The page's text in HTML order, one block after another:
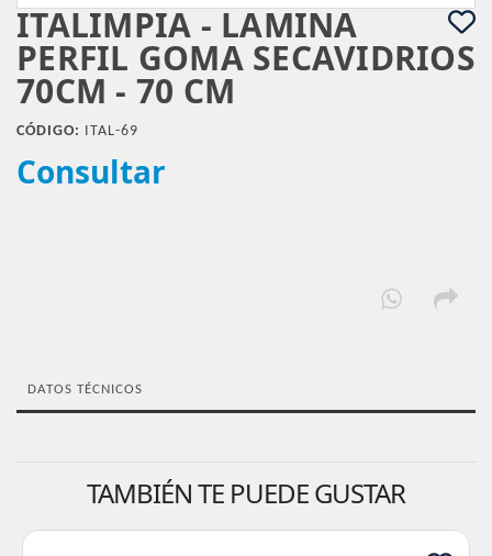
ITALIMPIA - LAMINA
PERFIL GOMA SECAVIDRIOS
70CM - 70 CM
CÓDIGO: ITAL-69
Consultar
DATOS TÉCNICOS
TAMBIÉN TE PUEDE GUSTAR